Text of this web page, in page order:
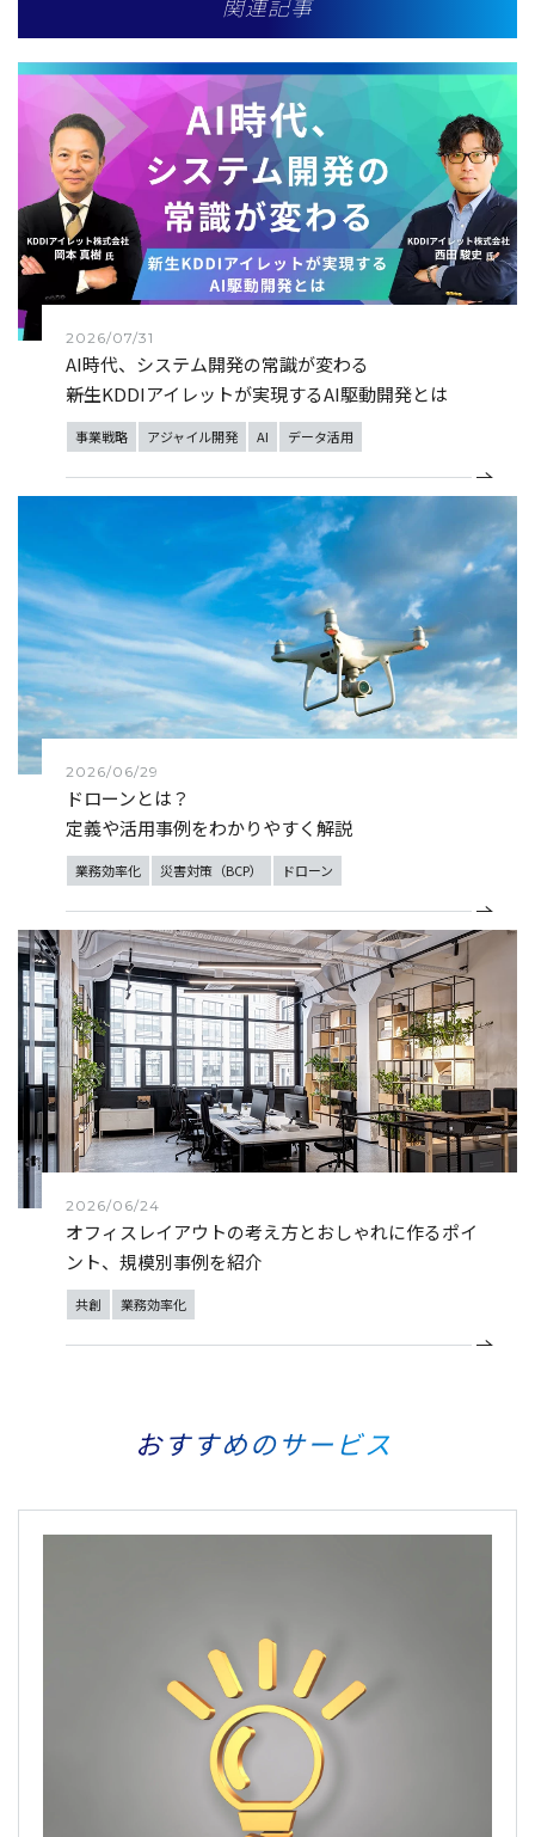
2026/07/31
AI時代、システム開発の常識が変わる
――新生KDDIアイレットが実現するAI駆動開発とは
事業戦略 アジャイル開発 AI データ活用
2026/06/29
ドローンとは？
定義や活用事例をわかりやすく解説
業務効率化 災害対策（BCP） ドローン
2026/06/24
オフィスレイアウトの考え方とおしゃれに作るポイ
ント、規模別事例を紹介
共創 業務効率化
おすすめのサービス